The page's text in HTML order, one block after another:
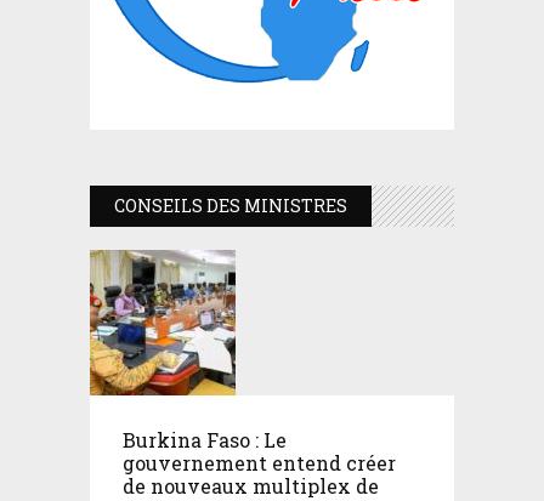
CONSEILS DES MINISTRES
Burkina Faso : Le
gouvernement entend créer
de nouveaux multiplex de